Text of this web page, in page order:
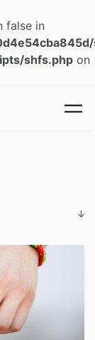
false in
shfs.php on